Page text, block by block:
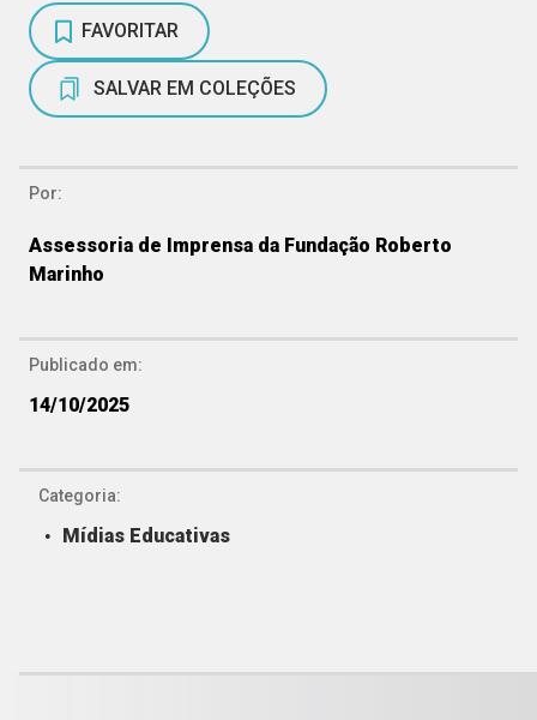
FAVORITAR
SALVAR EM COLEÇÕES
Por:
Assessoria de Imprensa da Fundação Roberto
Marinho
Publicado em:
14/10/2025
Categoria:
Mídias Educativas